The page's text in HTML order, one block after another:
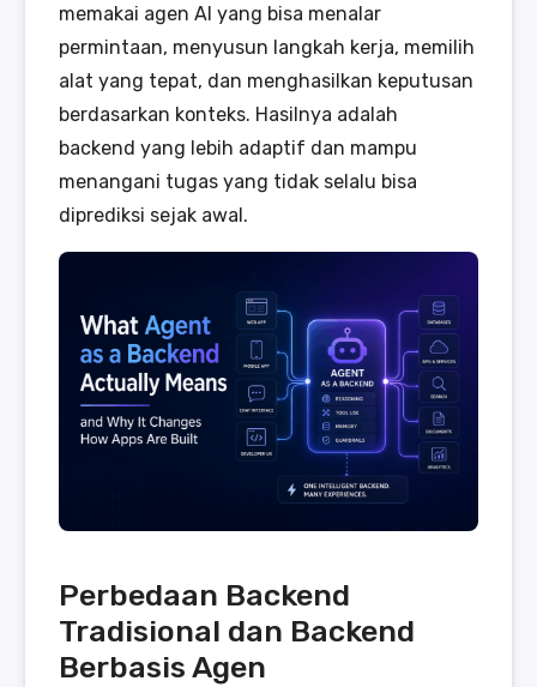
memakai agen AI yang bisa menalar
permintaan, menyusun langkah kerja, memilih
alat yang tepat, dan menghasilkan keputusan
berdasarkan konteks. Hasilnya adalah
backend yang lebih adaptif dan mampu
menangani tugas yang tidak selalu bisa
diprediksi sejak awal.
Perbedaan Backend
Tradisional dan Backend
Berbasis Agen